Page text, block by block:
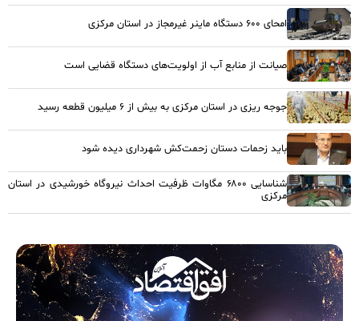
امحای ۶۰۰ دستگاه ماینر غیرمجاز در استان مرکزی
صیانت از منابع آب از اولویت‌های دستگاه قضایی است
جوجه ریزی در استان مرکزی به بیش از ۶ میلیون قطعه رسید
باید زحمات دستان زحمت‌کش شهرداری دیده شود
شناسایی ۶۸۰۰ مگاوات ظرفیت احداث نیروگاه خورشیدی در استان
مرکزی